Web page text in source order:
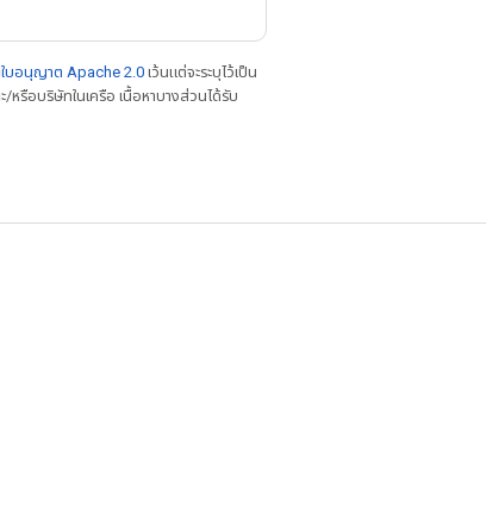
ใบอนุญาต Apache 2.0 เว้นแต่จะระบุไว้เป็น
หรือบริษัทในเครือ เนื้อหาบางส่วนได้รับ